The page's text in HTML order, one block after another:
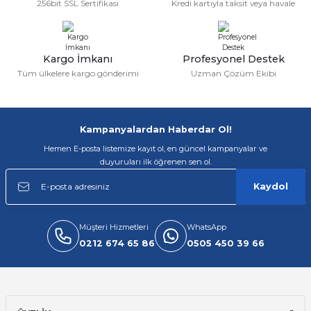
Ürün fiyatı diğer sitelerden daha pahalı.
Bu ürüne benzer farklı alternatifler olmalı.
256bit SSL Sertifikası Kredi kartıyla taksit veya havale
Kargo İmkanı
Tüm ülkelere kargo gönderimi
Profesyonel Destek
Uzman Çözüm Ekibi
Kampanyalardan Haberdar Ol!
Hemen E-posta listemize kayıt ol, en güncel kampanyalar ve
duyuruları ilk öğrenen sen ol.
Kaydol
Müşteri Hizmetleri
0212 674 65 86
WhatsApp
0505 450 39 66